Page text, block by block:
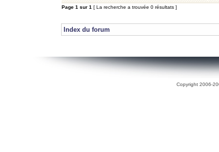
Page 1 sur 1 [ La recherche a trouvée 0 résultats ]
Index du forum
Copyright 2006-